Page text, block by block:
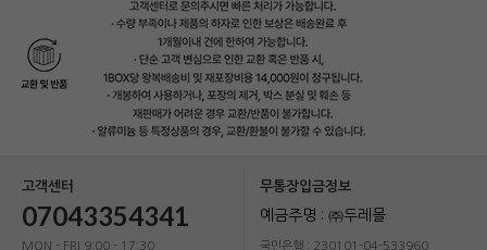
고객센터
07043354341
MON - FRI 9:00 - 17:30
무통장입금정보
예금주명 : ㈜두레몰
국민은행 : 230101-04-533960